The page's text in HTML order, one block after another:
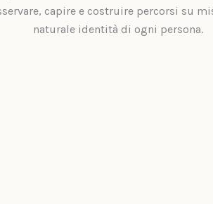
capire e costruire percorsi su
naturale identità di ogni persona.